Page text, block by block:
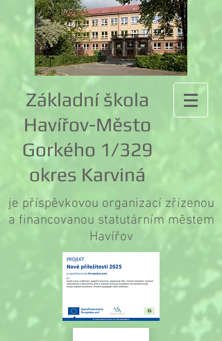
Základní škola
Havířov-Město
Gorkého 1/329
okres Karviná
je příspěvkovou organizací zřízenou
a financovanou statutárním městem
Havířov